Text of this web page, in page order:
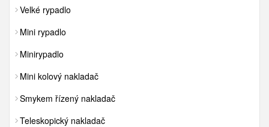
Velké rypadlo
Mini rypadlo
Minirypadlo
Mini kolový nakladač
Smykem řízený nakladač
Teleskopický nakladač